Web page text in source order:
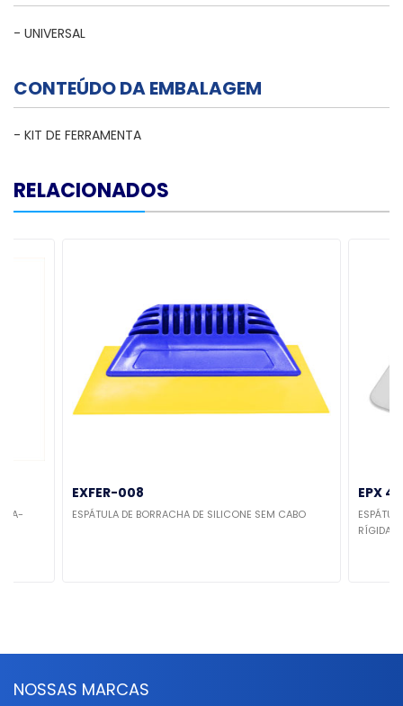
- UNIVERSAL
CONTEÚDO DA EMBALAGEM
- KIT DE FERRAMENTA
RELACIONADOS
EXFER-008
ESPÁTULA DE BORRACHA DE SILICONE SEM CABO
EPX
RÍGIDA
NOSSAS MARCAS